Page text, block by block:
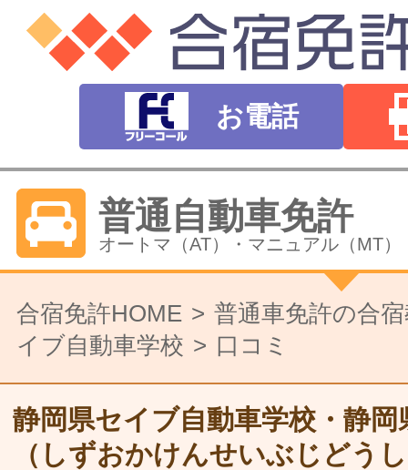
お電話
普通自動車免許
オートマ（AT）・マニュアル（MT）
バイク免許
普通二輪（中型二輪）・大型二輪
大型〜二種免許
中型・大型特殊・けん引・大型二種
合宿免許HOME
普通車免許の合
イブ自動車学校
口コミ
静岡県セイブ自動車学校・静岡
（しずおかけんせいぶじどう